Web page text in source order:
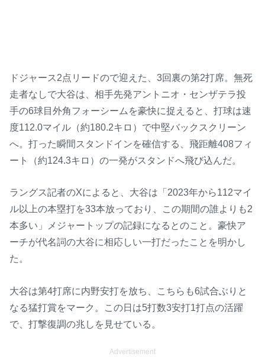
ドジャース2点リードので迎えた、3回裏の第2打席。無死
走者なしで大谷は、相手先発アントニオ・センザテラ投
手の6球目外角フォーシームを豪快に捉えると、打球は速
度112.0マイル（約180.2キロ）で中堅バックスクリーン
へ。打った瞬間スタンドインを確信する、飛距離408フィ
ート（約124.3キロ）の一発がスタンドへ飛び込んだ。
ラングス記者のXによると、大谷は「2023年から112マイ
ル以上の本塁打を33本放っており、この期間の誰よりも2
本多い」メジャートップの記録になるとのこと。豪快ア
ーチが代名詞の大谷に相応しい一打だったことを明かし
た。
大谷は第4打席に内野安打を放ち、こちらも6試合ぶりと
なる猛打賞をマーク。この日は5打数3安打1打点の活躍
で、打撃復調の兆しを見せている。
Advertisement